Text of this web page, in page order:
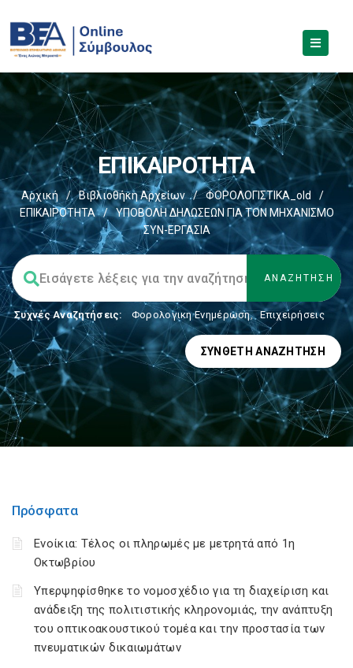
ΕΠΙΚΑΙΡΟΤΗΤΑ
Αρχική / Βιβλιοθήκη Αρχείων / ΦΟΡΟΛΟΓΙΣΤΙΚΑ_old
/
ΕΠΙΚΑΙΡΟΤΗΤΑ
/
ΥΠΟΒΟΛΗ ΔΗΛΩΣΕΩΝ ΓΙΑ ΤΟΝ ΜΗΧΑΝΙΣΜΟ
ΣΥΝ-ΕΡΓΑΣΙΑ
Συχνές Αναζητήσεις: Φορολογικη Ενημέρωση, Επιχειρήσεις
ΣΎΝΘΕΤΗ ΑΝΑΖΉΤΗΣΗ
Πρόσφατα
Ενοίκια: Τέλος οι πληρωμές με μετρητά από 1η
Οκτωβρίου
Υπερψηφίσθηκε το νομοσχέδιο για τη διαχείριση και
ανάδειξη της πολιτιστικής κληρονομιάς, την ανάπτυξη
του οπτικοακουστικού τομέα και την προστασία των
πνευματικών δικαιωμάτων